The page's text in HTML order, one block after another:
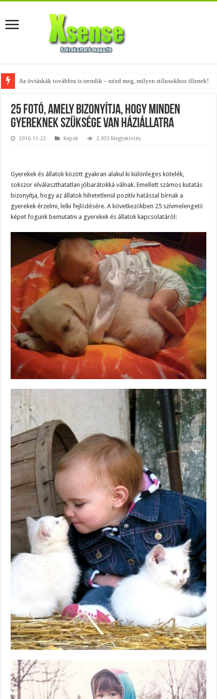
A tökéletes táskák férfiaknak – fedezd fel az 5 legjobb fazont!
25 fotó, amely bizonyítja, hogy minden
gyereknek szüksége van háziállatra
2016-11-22 Képek 2,935 Megtekintés
Gyerekek és állatok között gyakran alakul ki különleges kötelék,
sokszor elválaszthatatlan jóbarátokká válnak. Emellett számos kutatás
bizonyítja, hogy az állatok hihetetlenül pozitív hatással bírnak a
gyerekek érzelmi, lelki fejlődésére. A következőkben 25 szívmelengető
képet fogunk bemutatni a gyerekek és állatok kapcsolatáról: